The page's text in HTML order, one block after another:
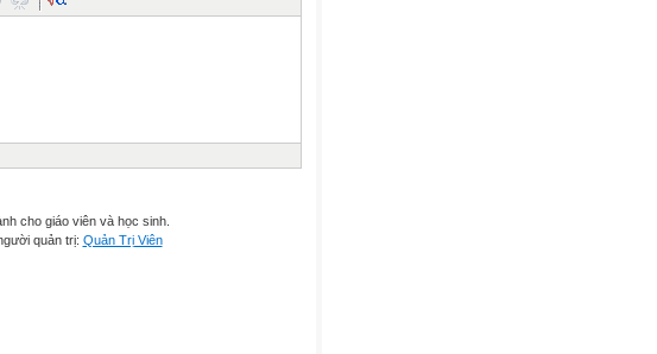
cho giáo viên và học sinh.
quản trị: Quản Trị Viên